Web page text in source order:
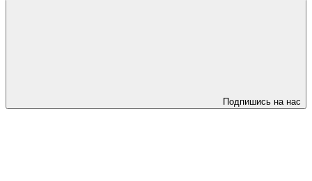
Подпишись на нас